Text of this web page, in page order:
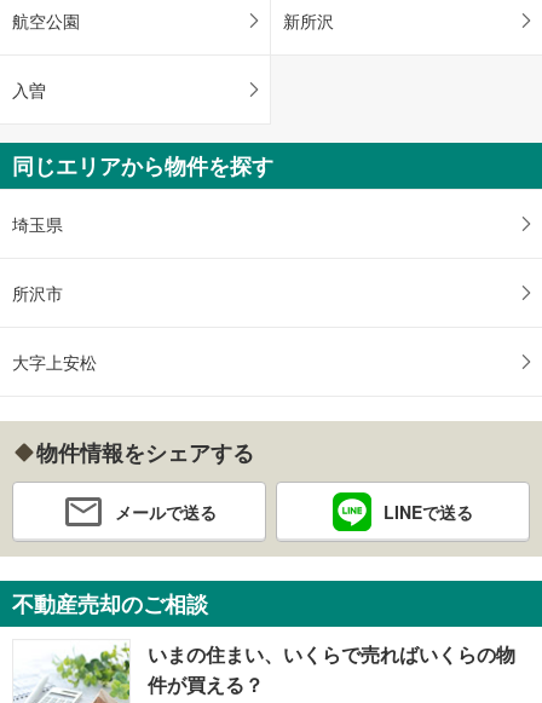
航空公園 新所沢
入曽
同じエリアから物件を探す
埼玉県
所沢市
大字上安松
物件情報をシェアする
メールで送る LINEで送る
不動産売却のご相談
いまの住まい、いくらで売ればいくらの物
件が買える？